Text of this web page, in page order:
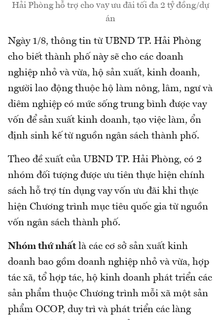
Hải Phòng hỗ trợ cho vay ưu đãi tối đa 2 tỷ đồng/dự
án
Ngày 1/8, thông tin từ UBND TP. Hải Phòng
cho biết thành phố này sẽ cho các doanh
nghiệp nhỏ và vừa, hộ sản xuất, kinh doanh,
người lao động thuộc hộ làm nông, lâm, ngư và
diêm nghiệp có mức sống trung bình được vay
vốn để sản xuất kinh doanh, tạo việc làm, ổn
định sinh kế từ nguồn ngân sách thành phố.
Theo đề xuất của UBND TP. Hải Phòng, có 2
nhóm đối tượng được ưu tiên thực hiện chính
sách hỗ trợ tín dụng vay vốn ưu đãi khi thực
hiện Chương trình mục tiêu quốc gia từ nguồn
vốn ngân sách thành phố.
Nhóm thứ nhấtlà các cơ sở sản xuất kinh
doanh bao gồm doanh nghiệp nhỏ và vừa, hợp
tác xã, tổ hợp tác, hộ kinh doanh phát triển các
sản phẩm thuộc Chương trình mỗi xã một sản
phẩm OCOP, duy trì và phát triển các làng